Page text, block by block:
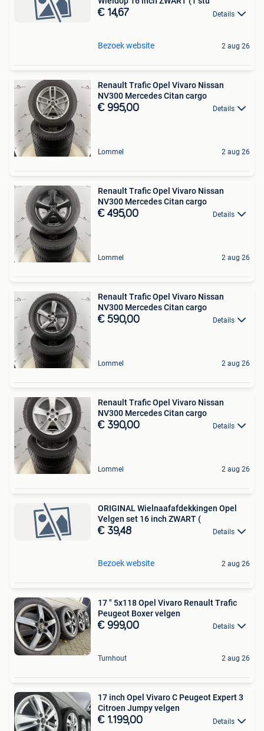
€ 14,67 Details
Bezoek website 2 aug 26
Renault Trafic Opel Vivaro Nissan
NV300 Mercedes Citan cargo
€ 995,00 Details
Lommel 2 aug 26
Renault Trafic Opel Vivaro Nissan
NV300 Mercedes Citan cargo
€ 495,00 Details
Lommel 2 aug 26
Renault Trafic Opel Vivaro Nissan
NV300 Mercedes Citan cargo
€ 590,00 Details
Lommel 2 aug 26
Renault Trafic Opel Vivaro Nissan
NV300 Mercedes Citan cargo
€ 390,00 Details
Lommel 2 aug 26
ORIGINAL Wielnaafafdekkingen Opel
Velgen set 16 inch ZWART (
€ 39,48 Details
Bezoek website 2 aug 26
17 " 5x118 Opel Vivaro Renault Trafic
Peugeot Boxer velgen
€ 999,00 Details
Turnhout 2 aug 26
17 inch Opel Vivaro C Peugeot Expert 3
Citroen Jumpy velgen
€ 1.199,00 Details